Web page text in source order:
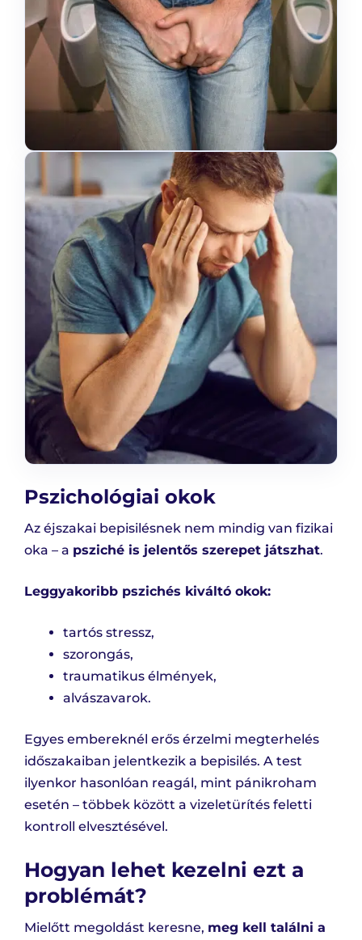
Pszichológiai okok
Az éjszakai bepisilésnek nem mindig van fizikai
oka – a psziché is jelentős szerepet játszhat.
Leggyakoribb pszichés kiváltó okok:
tartós stressz,
szorongás,
traumatikus élmények,
alvászavarok.
Egyes embereknél erős érzelmi megterhelés
időszakaiban jelentkezik a bepisilés. A test
ilyenkor hasonlóan reagál, mint pánikroham
esetén – többek között a vizeletürítés feletti
kontroll elvesztésével.
Hogyan lehet kezelni ezt a
problémát?
Mielőtt megoldást keresne, meg kell találni a